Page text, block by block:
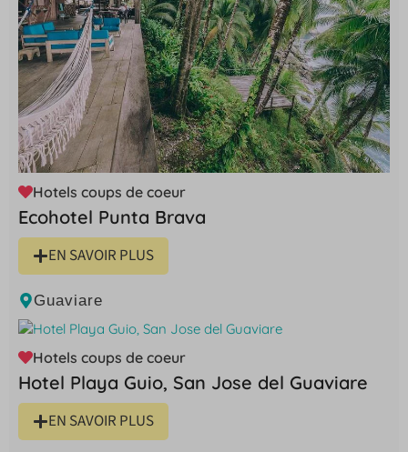
Hotels coups de coeur
Ecohotel Punta Brava
EN SAVOIR PLUS
Guaviare
Hotels coups de coeur
Hotel Playa Guio, San Jose del Guaviare
EN SAVOIR PLUS